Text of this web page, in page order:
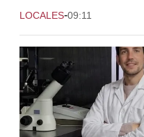
LOCALES-09:11